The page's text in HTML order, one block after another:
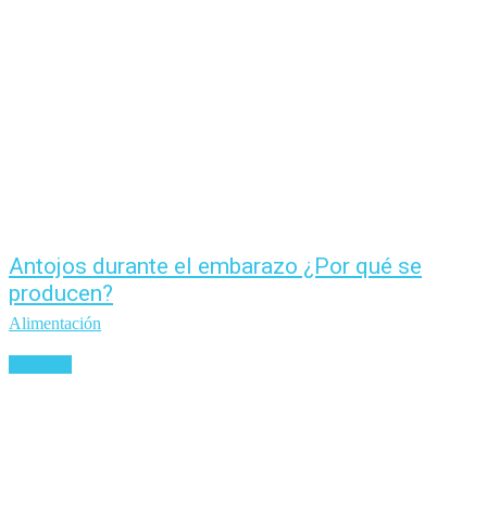
Antojos durante el embarazo ¿Por qué se
producen?
Alimentación